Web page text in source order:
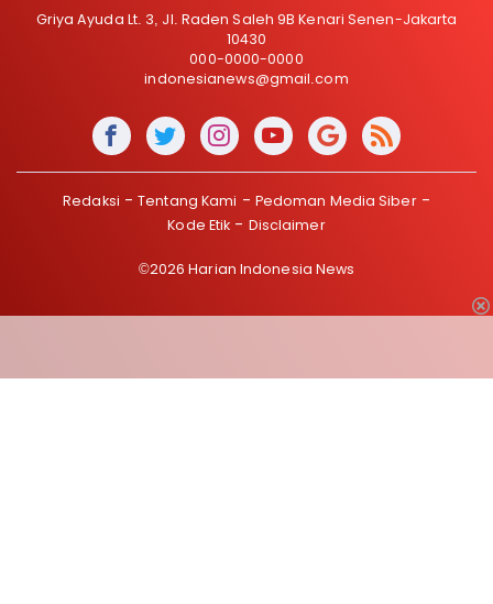
Griya Ayuda Lt. 3, Jl. Raden Saleh 9B Kenari Senen-Jakarta
10430
000-0000-0000
indonesianews@gmail.com
Redaksi Tentang Kami
Pedoman Media Siber
Kode Etik
Disclaimer
©2026 Harian Indonesia News